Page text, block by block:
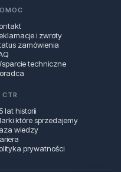
i zwroty
zamówienia
techniczne
CTR
lat historii
które sprzedajemy
wiedzy
prywatności